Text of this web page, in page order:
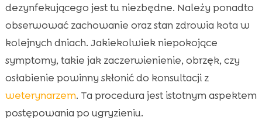
dezynfekującego jest tu niezbędne. Należy ponadto
obserwować zachowanie oraz stan zdrowia kota w
kolejnych dniach. Jakiekolwiek niepokojące
symptomy, takie jak zaczerwienienie, obrzęk, czy
osłabienie powinny skłonić do konsultacji z
weterynarzem. Ta procedura jest istotnym aspektem
postępowania po ugryzieniu.